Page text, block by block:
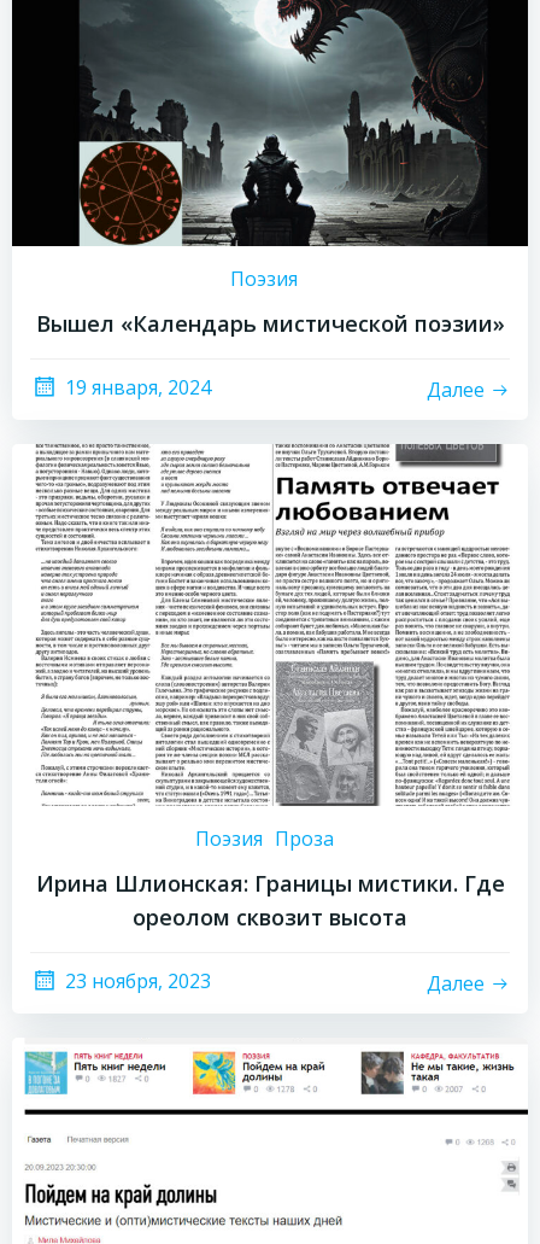
Поэзия
Вышел «Календарь мистической поэзии»
19 января, 2024 Далее
Поэзия Проза
Ирина Шлионская: Границы мистики. Где
ореолом сквозит высота
23 ноября, 2023 Далее